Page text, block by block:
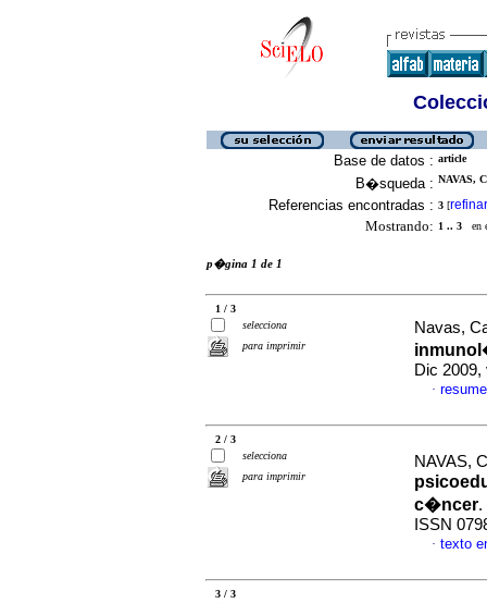
Base de datos : article
B�squeda : NAVAS,
Referencias encontradas : 3 [refinar
Mostrando: 1 .. 3 en
p�gina 1 de 1
1 / 3
selecciona
para imprimir
Navas,
Dic 2009,
·
2 / 3
selecciona
para imprimir
NAVAS,
c�ncer.
ISSN
· texto
3 / 3